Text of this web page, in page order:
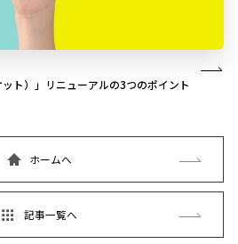
ト）」リニューアルの3つのポイント
ホームへ
記事一覧へ